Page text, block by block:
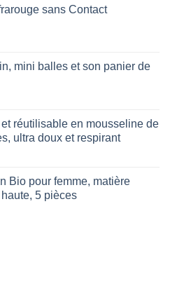
sans Contact
: mini balles et son panier de
:
réutilisable en mousseline de
ultra doux et respirant
:
Bio pour femme, matière
5 pièces